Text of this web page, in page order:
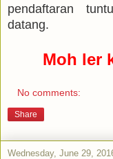
pendaftaran
datang.
Moh ler
No comments:
Share
Wednesday, June 29,